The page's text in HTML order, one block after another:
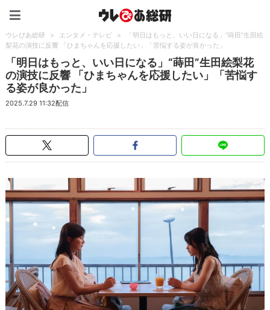
ウレぴあ総研 > エンタメ・テレビ >
「明日はもっと、いい日になる」“蒔田”生田絵
梨花の演技に反響 「ひまちゃんを応援したい」「苦悩する姿が良かった」
「明日はもっと、いい日になる」“蒔田”生田絵梨花
の演技に反響 「ひまちゃんを応援したい」「苦悩す
る姿が良かった」
2025.7.29 11:32配信